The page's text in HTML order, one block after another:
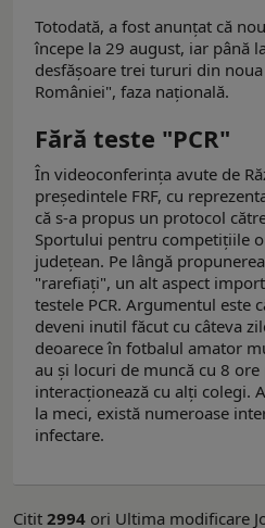
Totodată, a fost anunțat că
începe la 29 august, iar până
desfășoare trei tururi din
României", faza națională.
Fără teste "PCR"
În videoconferinţa avute de
preşedintele FRF, cu
că s-a propus un protocol
Sportului pentru competițiile
județean. Pe lângă
"rarefiați", un alt aspect
testele PCR. Argumentul este
deveni inutil făcut cu câteva
deoarece în fotbalul amator
au și locuri de muncă cu 8
interacționează cu alți colegi.
la meci, există numeroase
infectare.
Citit 2994 ori Ultima modificare